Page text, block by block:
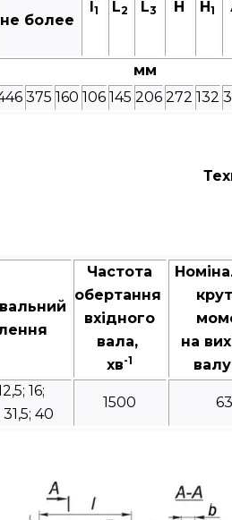
1 L2 L3 Н H 1
не более
мм
375 160 106 145 206 272 132
Частота
обертання
вхідного
вала,
хв-1
на
16;
40
1500